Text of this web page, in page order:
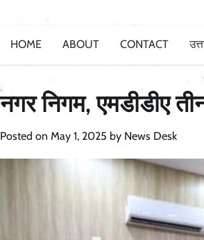
HOME ABOUT CONTACT
नगर निगम, एमडीडीए
Posted on May 1, 2025 by News Desk